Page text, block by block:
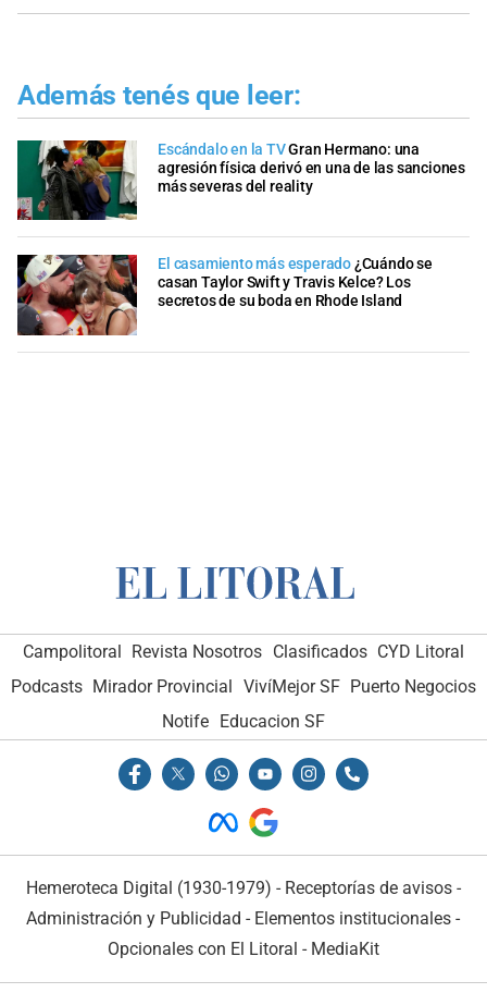
Además tenés que leer:
Escándalo en la TVGran Hermano: una
agresión física derivó en una de las sanciones
más severas del reality
El casamiento más esperado¿Cuándo se
casan Taylor Swift y Travis Kelce? Los
secretos de su boda en Rhode Island
Campolitoral Revista Nosotros Clasificados CYD Litoral
Podcasts Mirador Provincial VivíMejor SF Puerto Negocios
Notife Educacion SF
Hemeroteca Digital (1930-1979) - Receptorías de avisos -
Administración y Publicidad - Elementos institucionales -
Opcionales con El Litoral - MediaKit